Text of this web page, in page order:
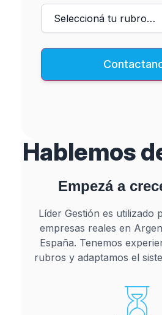
Hablemos
Empezá a
Líder Gestión es utilizado
empresas reales en
España. Tenemos
rubros y adaptamos el